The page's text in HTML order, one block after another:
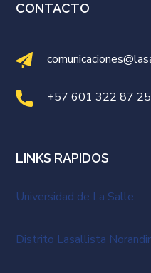
CONTACTO
+57 601 322 87 25
LINKS RAPIDOS
Universidad de La Salle
Distrito Lasallista